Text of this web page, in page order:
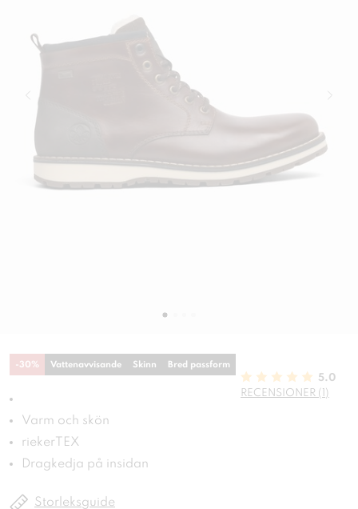
-30% Vattenavvisande Skinn Bred passform
Varm och skön
riekerTEX
Dragkedja på insidan
5.0
RECENSIONER (1)
Storleksguide